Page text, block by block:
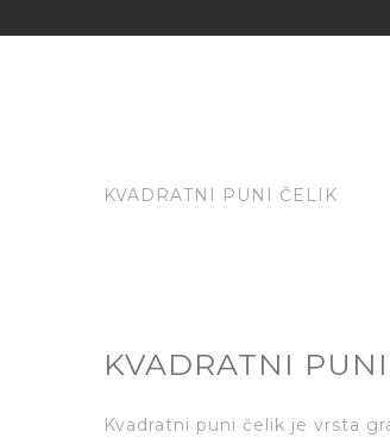
KVADRATNI PUNI ČELIK
KVADRATNI
Kvadratni puni čelik je vrsta